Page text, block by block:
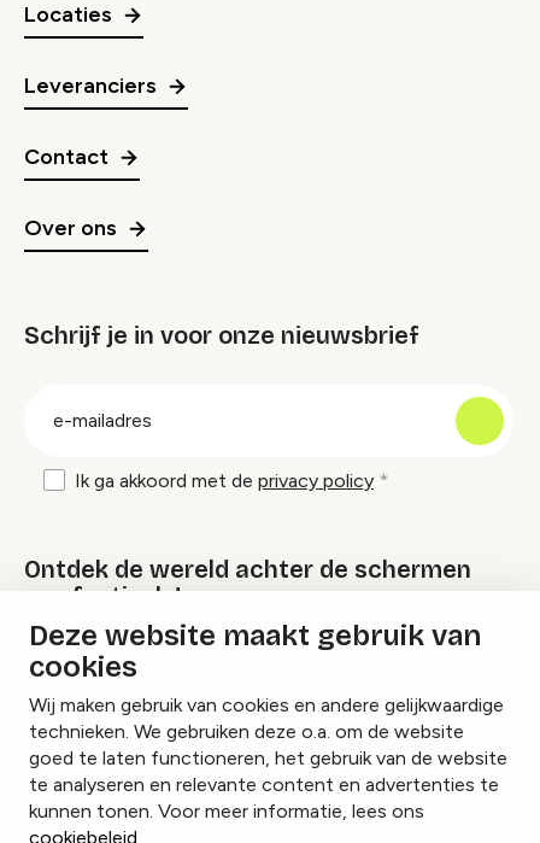
Deze website maakt gebruik van
cookies
Wij maken gebruik van cookies en andere gelijkwaardige
technieken. We gebruiken deze o.a. om de website
goed te laten functioneren, het gebruik van de website
te analyseren en relevante content en advertenties te
kunnen tonen. Voor meer informatie, lees ons
cookiebeleid
Locaties
Leveranciers
Contact
Over ons
Schrijf je in voor onze nieuwsbrief
Ik ga akkoord met de privacy policy
Ontdek de wereld achter de schermen
van festivals!
Lees onze Festival Specials
InstagramFacebookLinkedIn